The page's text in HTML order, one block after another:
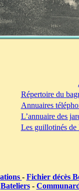
Répertoire du
Annuaires
L’annuaire des
Les guillotinés de
- Fichier décès
Bateliers-